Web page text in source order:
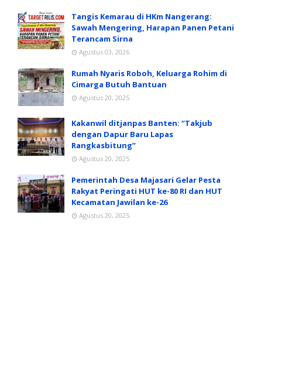
Tangis Kemarau di HKm Nangerang:
Sawah Mengering, Harapan Panen Petani
Terancam Sirna
Agustus 03, 2026
Rumah Nyaris Roboh, Keluarga Rohim di
Cimarga Butuh Bantuan
Agustus 20, 2025
Kakanwil ditjanpas Banten: “Takjub
dengan Dapur Baru Lapas
Rangkasbitung”
Agustus 20, 2025
Pemerintah Desa Majasari Gelar Pesta
Rakyat Peringati HUT ke-80 RI dan HUT
Kecamatan Jawilan ke-26
Agustus 20, 2025